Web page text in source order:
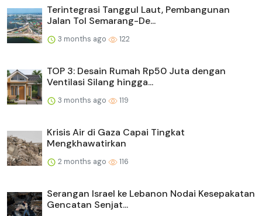
Terintegrasi Tanggul Laut, Pembangunan
Jalan Tol Semarang-De...
3 months ago 122
TOP 3: Desain Rumah Rp50 Juta dengan
Ventilasi Silang hingga...
3 months ago 119
Krisis Air di Gaza Capai Tingkat
Mengkhawatirkan
2 months ago 116
Serangan Israel ke Lebanon Nodai Kesepakatan
Gencatan Senjat...